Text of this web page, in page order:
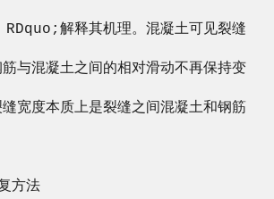
解释其机理。混凝土可见裂缝
与混凝土之间的相对滑动不再保持变
宽度本质上是裂缝之间混凝土和钢筋
方法